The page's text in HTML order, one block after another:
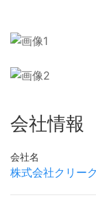
会社情報
会社名
株式会社クリー